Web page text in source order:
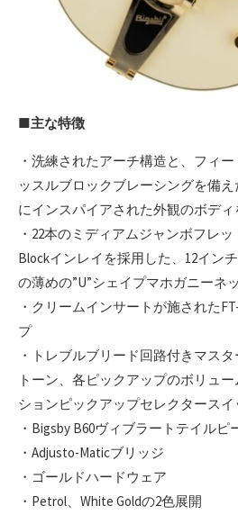
■主な特徴
・洗練されたアーチ構造と、フィ
ッスルブロックブレーシングを備
にインスパイアされた外観のボディ
・22本のミディアムジャンボフレ
Blockインレイを採用した、12イン
の薄めの”U”シェイプマホガニーネ
・クリームインサートが施された
プ
・トレブルブリード回路付きマス
トーン、各ピックアップのボリュ
ションピックアップセレクタースイ
・Bigsby B60ヴィブラートテイルピ
・Adjusto-Maticブリッジ
・ゴールドハードウェア
・Petrol、White Goldの2色展開